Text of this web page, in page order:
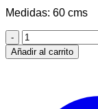
Medidas: 60 cms
Mopa
Microfibra
Plana
Añadir al carrito